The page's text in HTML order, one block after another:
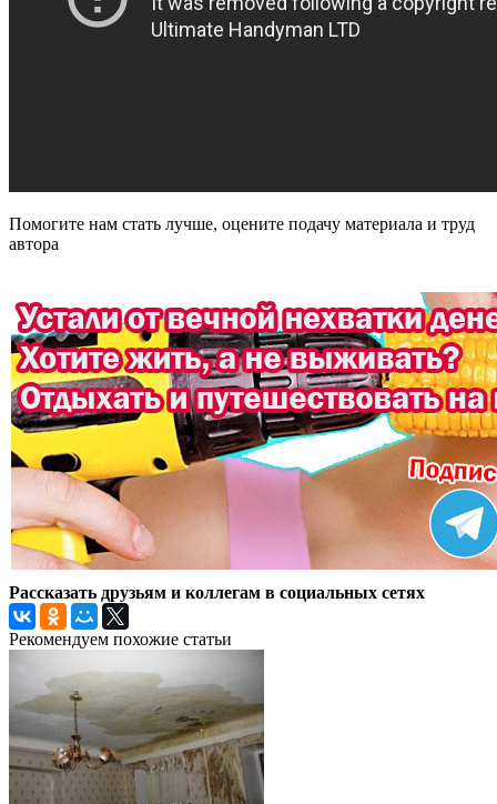
Помогите нам стать лучше, оцените подачу материала и труд
автора
Рассказать друзьям и коллегам в социальных сетях
Рекомендуем похожие статьи